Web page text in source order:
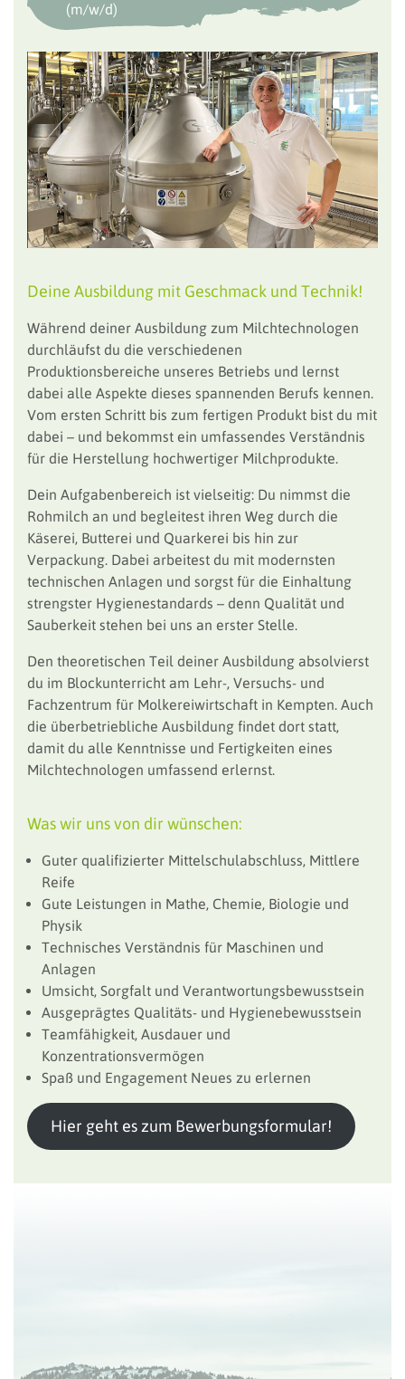
(m/w/d)
Deine Ausbildung mit Geschmack und Technik!
Während deiner Ausbildung zum Milchtechnologen
durchläufst du die verschiedenen
Produktionsbereiche unseres Betriebs und lernst
dabei alle Aspekte dieses spannenden Berufs kennen.
Vom ersten Schritt bis zum fertigen Produkt bist du mit
dabei – und bekommst ein umfassendes Verständnis
für die Herstellung hochwertiger Milchprodukte.
Dein Aufgabenbereich ist vielseitig: Du nimmst die
Rohmilch an und begleitest ihren Weg durch die
Käserei, Butterei und Quarkerei bis hin zur
Verpackung. Dabei arbeitest du mit modernsten
technischen Anlagen und sorgst für die Einhaltung
strengster Hygienestandards – denn Qualität und
Sauberkeit stehen bei uns an erster Stelle.
Den theoretischen Teil deiner Ausbildung absolvierst
du im Blockunterricht am Lehr-, Versuchs- und
Fachzentrum für Molkereiwirtschaft in Kempten. Auch
die überbetriebliche Ausbildung findet dort statt,
damit du alle Kenntnisse und Fertigkeiten eines
Milchtechnologen umfassend erlernst.
Was wir uns von dir wünschen:
Guter qualifizierter Mittelschulabschluss, Mittlere
Reife
Gute Leistungen in Mathe, Chemie, Biologie und
Physik
Technisches Verständnis für Maschinen und
Anlagen
Umsicht, Sorgfalt und Verantwortungsbewusstsein
Ausgeprägtes Qualitäts- und Hygienebewusstsein
Teamfähigkeit, Ausdauer und
Konzentrationsvermögen
Spaß und Engagement Neues zu erlernen
Hier geht es zum Bewerbungsformular!